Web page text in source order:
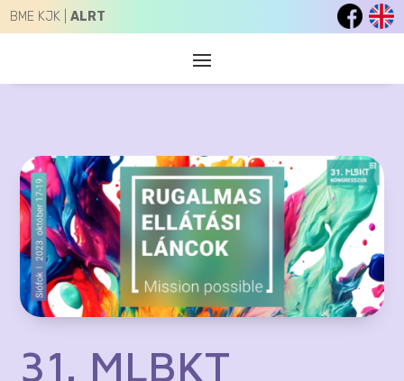
BME KJK |ALRT
31. MLBKT